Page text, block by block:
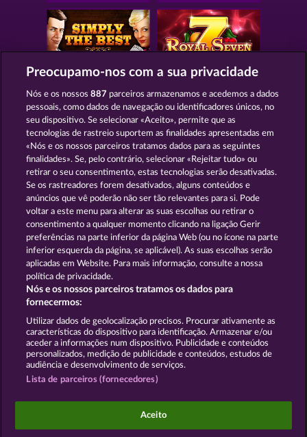
SIMPLY THE BEST ROYAL SEVEN
GOLDEN EI OF
MOORHUHN
FOREVER
DIAMONDS
Mostrar todos os jogos
Termos e Condições
Declaração de Privacidade Marca
Empresa Perguntas frequentes Facebook
Enviar pedido de rescisão
Os jogos do Casino social destinam-se apenas a fins
de entretenimento e não têm qualquer influência
Preocupamo-nos com a sua privacidade
Nós e os nossos887 parceiros armazenamos e acedemos a dados
pessoais, como dados de navegação ou identificadores únicos, no
seu dispositivo. Se selecionar «Aceito», permite que as
tecnologias de rastreio suportem as finalidades apresentadas em
«Nós e os nossos parceiros tratamos dados para as seguintes
finalidades». Se, pelo contrário, selecionar «Rejeitar tudo» ou
retirar o seu consentimento, estas tecnologias serão desativadas.
Se os rastreadores forem desativados, alguns conteúdos e
anúncios que vê poderão não ser tão relevantes para si. Pode
voltar a este menu para alterar as suas escolhas ou retirar o
consentimento a qualquer momento clicando na ligação Gerir
preferências na parte inferior da página Web (ou no ícone na parte
inferior esquerda da página, se aplicável). As suas escolhas serão
aplicadas em Website. Para mais informação, consulte a nossa
política de privacidade.
Nós e os nossos parceiros tratamos os dados para
fornecermos:
Utilizar dados de geolocalização precisos. Procurar ativamente as
características do dispositivo para identificação. Armazenar e/ou
aceder a informações num dispositivo. Publicidade e conteúdos
personalizados, medição de publicidade e conteúdos, estudos de
audiência e desenvolvimento de serviços.
Lista de parceiros (fornecedores)
Aceito